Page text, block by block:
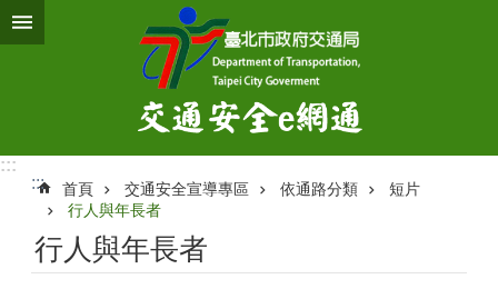
跳到主要內容區塊
:::
:::
首頁 交通安全宣導專區 依通路分類
短片
行人與年長者
行人與年長者